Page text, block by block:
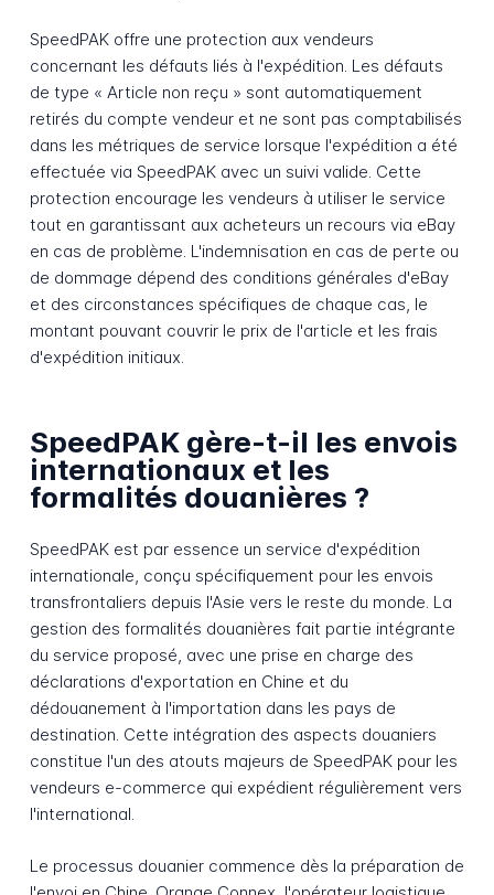
SpeedPAK offre une protection aux vendeurs
concernant les défauts liés à l'expédition. Les défauts
de type « Article non reçu » sont automatiquement
retirés du compte vendeur et ne sont pas comptabilisés
dans les métriques de service lorsque l'expédition a été
effectuée via SpeedPAK avec un suivi valide. Cette
protection encourage les vendeurs à utiliser le service
tout en garantissant aux acheteurs un recours via eBay
en cas de problème. L'indemnisation en cas de perte ou
de dommage dépend des conditions générales d'eBay
et des circonstances spécifiques de chaque cas, le
montant pouvant couvrir le prix de l'article et les frais
d'expédition initiaux.
SpeedPAK gère-t-il les envois
internationaux et les
formalités douanières ?
SpeedPAK est par essence un service d'expédition
internationale, conçu spécifiquement pour les envois
transfrontaliers depuis l'Asie vers le reste du monde. La
gestion des formalités douanières fait partie intégrante
du service proposé, avec une prise en charge des
déclarations d'exportation en Chine et du
dédouanement à l'importation dans les pays de
destination. Cette intégration des aspects douaniers
constitue l'un des atouts majeurs de SpeedPAK pour les
vendeurs e-commerce qui expédient régulièrement vers
l'international.
Le processus douanier commence dès la préparation de